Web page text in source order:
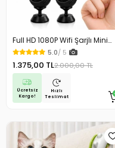
Full HD 1080P Wifi Şarjlı Mini
Güvenlik Kamerası Geniş Açılı
Balık Gözü Maksimum
Görüntü Kalitesi
5.0/ 5
1.375,00 TL2.000,00 TL
Ücretsiz
Kargo!
Hızlı
Teslimat